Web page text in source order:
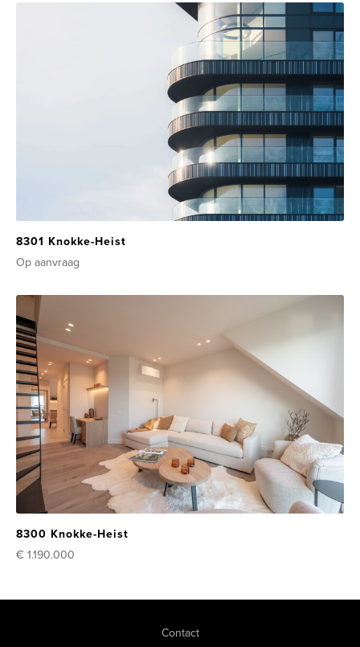
8301 Knokke-Heist
Op aanvraag
8300 Knokke-Heist
€ 1.190.000
Contact